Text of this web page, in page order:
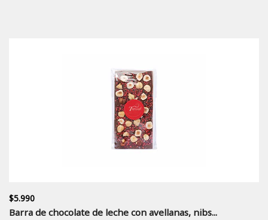
$5.990
Barra de chocolate de leche con avellanas, nibs...